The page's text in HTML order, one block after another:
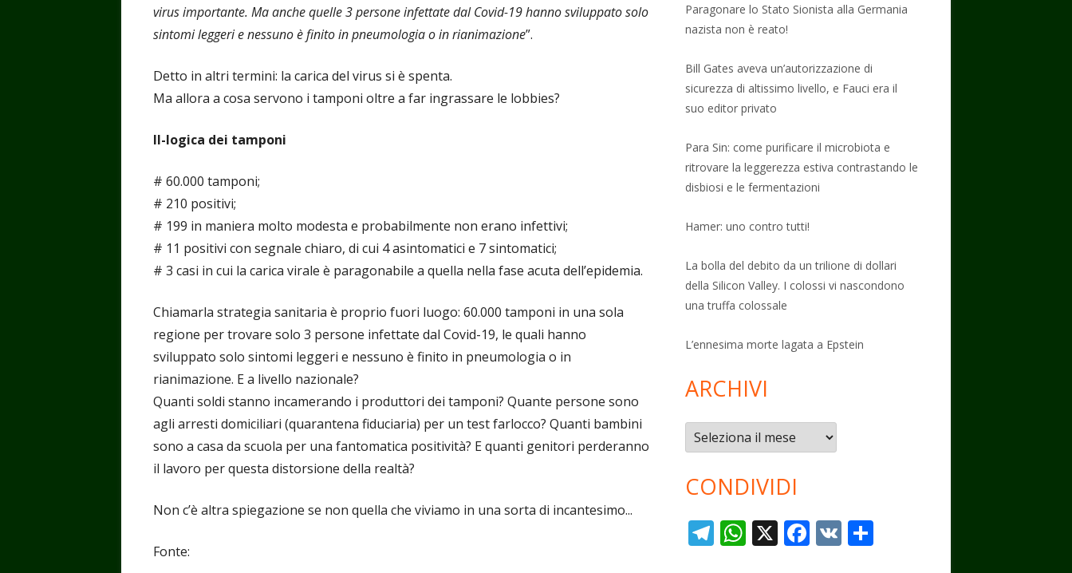
virus importante. Ma anche quelle 3 persone infettate dal Covid-19 hanno sviluppato solo
sintomi leggeri e nessuno è finito in pneumologia o in rianimazione”.
Detto in altri termini: la carica del virus si è spenta.
Ma allora a cosa servono i tamponi oltre a far ingrassare le lobbies?
Il-logica dei tamponi
# 60.000 tamponi;
# 210 positivi;
# 199 in maniera molto modesta e probabilmente non erano infettivi;
# 11 positivi con segnale chiaro, di cui 4 asintomatici e 7 sintomatici;
# 3 casi in cui la carica virale è paragonabile a quella nella fase acuta dell’epidemia.
Chiamarla strategia sanitaria è proprio fuori luogo: 60.000 tamponi in una sola
regione per trovare solo 3 persone infettate dal Covid-19, le quali hanno
sviluppato solo sintomi leggeri e nessuno è finito in pneumologia o in
rianimazione. E a livello nazionale?
Quanti soldi stanno incamerando i produttori dei tamponi? Quante persone sono
agli arresti domiciliari (quarantena fiduciaria) per un test farlocco? Quanti bambini
sono a casa da scuola per una fantomatica positività? E quanti genitori perderanno
il lavoro per questa distorsione della realtà?
Non c’è altra spiegazione se non quella che viviamo in una sorta di incantesimo...
Fonte:
Paragonare lo Stato Sionista alla Germania
nazista non è reato!
Bill Gates aveva un’autorizzazione di
sicurezza di altissimo livello, e Fauci era il
suo editor privato
Para Sin: come purificare il microbiota e
ritrovare la leggerezza estiva contrastando le
disbiosi e le fermentazioni
Hamer: uno contro tutti!
La bolla del debito da un trilione di dollari
della Silicon Valley. I colossi vi nascondono
una truffa colossale
L’ennesima morte lagata a Epstein
ARCHIVI
Archivi
CONDIVIDI
T W X F V